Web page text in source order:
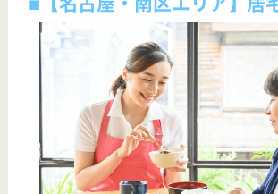
サービス紹介
クリックジョブ介護とは
公式LINE＠
お役立ち情報
転職ノウハウ